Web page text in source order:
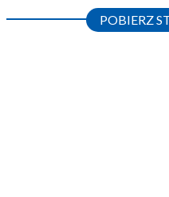
POBIERZ